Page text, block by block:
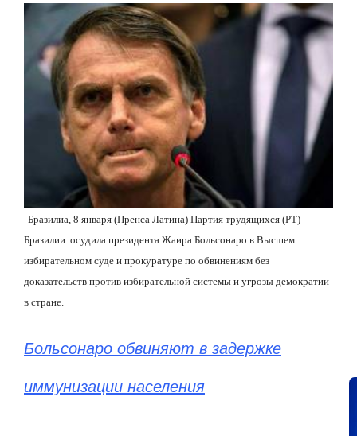
Бразилиа, 8 января (Пренса Латина) Партия трудящихся (PT)
Бразилии осудила президента Жаира Больсонаро в Высшем
избирательном суде и прокуратуре по обвинениям без
доказательств против избирательной системы и угрозы демократии
в стране.
Больсонаро обвиняют в задержке
иммунизации населения